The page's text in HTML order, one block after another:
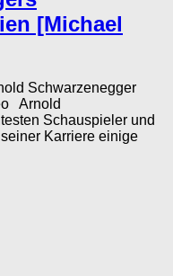
[Michael
Schwarzenegger
Arnold
Schauspieler und
Karriere einige